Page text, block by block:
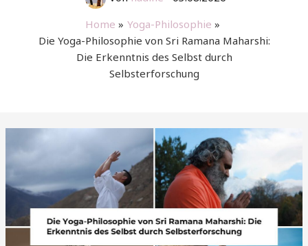
Home
Yoga-Philosophie
Die Yoga-Philosophie von Sri Ramana Maharshi:
Die Erkenntnis des Selbst durch
Selbsterforschung